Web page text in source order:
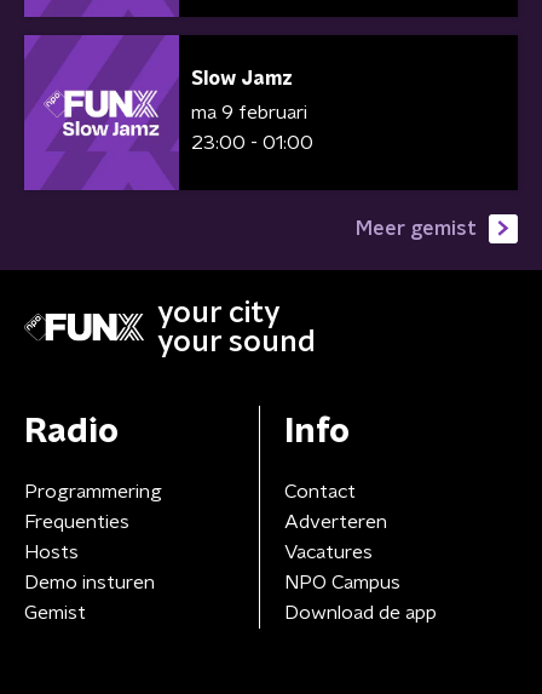
Slow Jamz
ma 9 februari
23:00 - 01:00
Meer gemist
your city
your sound
Radio
Programmering
Frequenties
Hosts
Demo insturen
Gemist
Info
Contact
Adverteren
Vacatures
NPO Campus
Download de app